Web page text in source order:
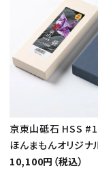
京東山砥石 HSS
ほんまもんオリジナ
10,100円（税込）